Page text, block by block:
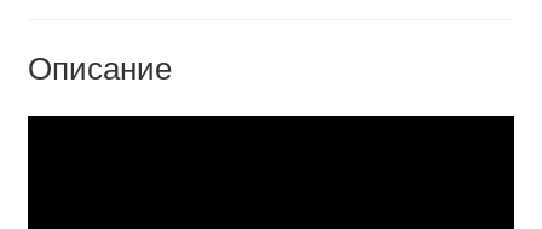
Описание